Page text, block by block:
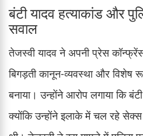
बंटी यादव हत्याकांड और
सवाल
तेजस्वी यादव ने अपनी प्रेस
बिगड़ती कानून-व्यवस्था और विशेष
बनाया। उन्होंने आरोप लगाया कि
क्योंकि उन्होंने इलाके में चल रहे